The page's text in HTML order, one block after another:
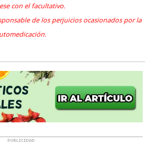
con el facultativo.
de los perjuicios ocasionados por la